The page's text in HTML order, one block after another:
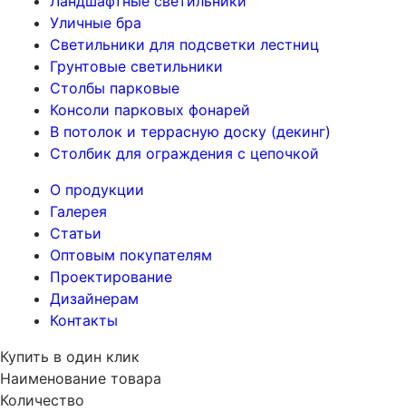
Уличные бра
Светильники для подсветки лестниц
Грунтовые светильники
Столбы парковые
Консоли парковых фонарей
В потолок и террасную доску (декинг)
Столбик для ограждения с цепочкой
О продукции
Галерея
Статьи
Оптовым покупателям
Проектирование
Дизайнерам
Контакты
Купить в один клик
Наименование товара
Количество